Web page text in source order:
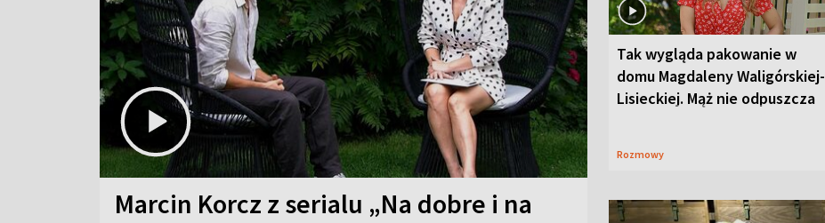
Marcin Korcz z serialu „Na dobre i na
Tak wygląda pakowanie w
domu Magdaleny Waligórskiej-
Lisieckiej. Mąż nie odpuszcza
Rozmowy